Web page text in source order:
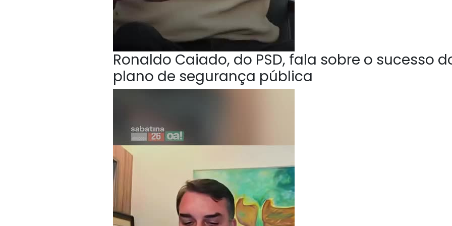
Ronaldo Caiado, do PSD, fala sobre o sucesso
plano de segurança pública